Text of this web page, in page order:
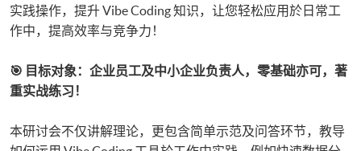
实践操作，提升 Vibe Coding 知识，让您轻松应用於日常工
作中，提高效率与竞争力！
🎯 目标对象：企业员工及中小企业负责人，零基础亦可，著
重实战练习！
本研讨会不仅讲解理论，更包含简单示范及问答环节，教导